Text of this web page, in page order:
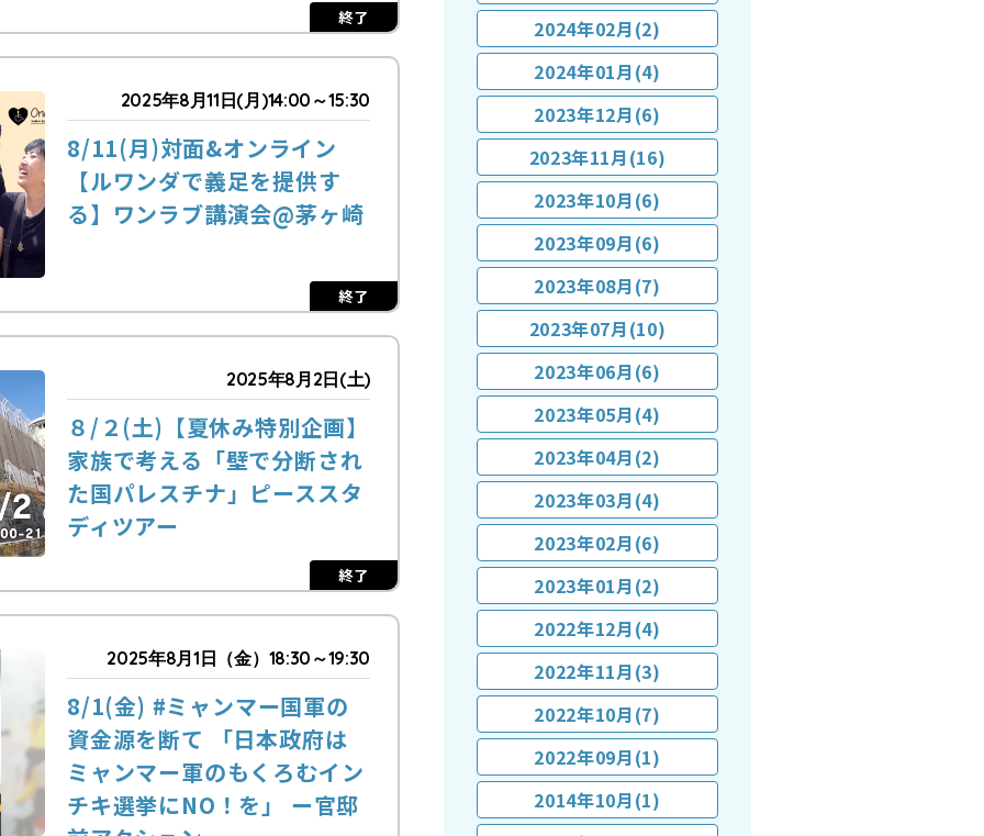
終了
2025年8月11日(月)14:00～15:30
8/11(月)対面&オンライン
【ルワンダで義⾜を提供す
る】ワンラブ講演会@茅ヶ崎
終了
2025年8月2日(土)
８/２(土)【夏休み特別企画】
家族で考える「壁で分断され
た国パレスチナ」ピーススタ
ディツアー
終了
2025年8月1日（金）18:30～19:30
8/1(金) #ミャンマー国軍の
資金源を断て 「日本政府は
ミャンマー軍のもくろむイン
チキ選挙にNO！を」 ー官邸
2024年02月(2)
2024年01月(4)
2023年12月(6)
2023年11月(16)
2023年10月(6)
2023年09月(6)
2023年08月(7)
2023年07月(10)
2023年06月(6)
2023年05月(4)
2023年04月(2)
2023年03月(4)
2023年02月(6)
2023年01月(2)
2022年12月(4)
2022年11月(3)
2022年10月(7)
2022年09月(1)
2014年10月(1)